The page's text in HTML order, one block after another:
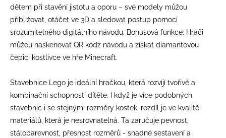
dětem při stavění jistotu a oporu – své modely můžou
přibližovat, otáčet ve 3D a sledovat postup pomocí
srozumitelného digitálního návodu. Bonusová funkce: Hráči
můžou naskenovat QR kódz návodu a získat diamantovou
čepici kostlivce ve hře Minecraft.
Stavebnice Lego je ideální hračkou, která rozvíjí tvořivé a
kombinační schopnosti dítěte. I když je více podobných
stavebnic i se stejnými rozměry kostek, rozdíl je ve kvalitě
materiálů, která je nesrovnatelná. Ta zaručuje pevnost,
stálobarevnost, přesnost rozměrů - snadné sestavení a